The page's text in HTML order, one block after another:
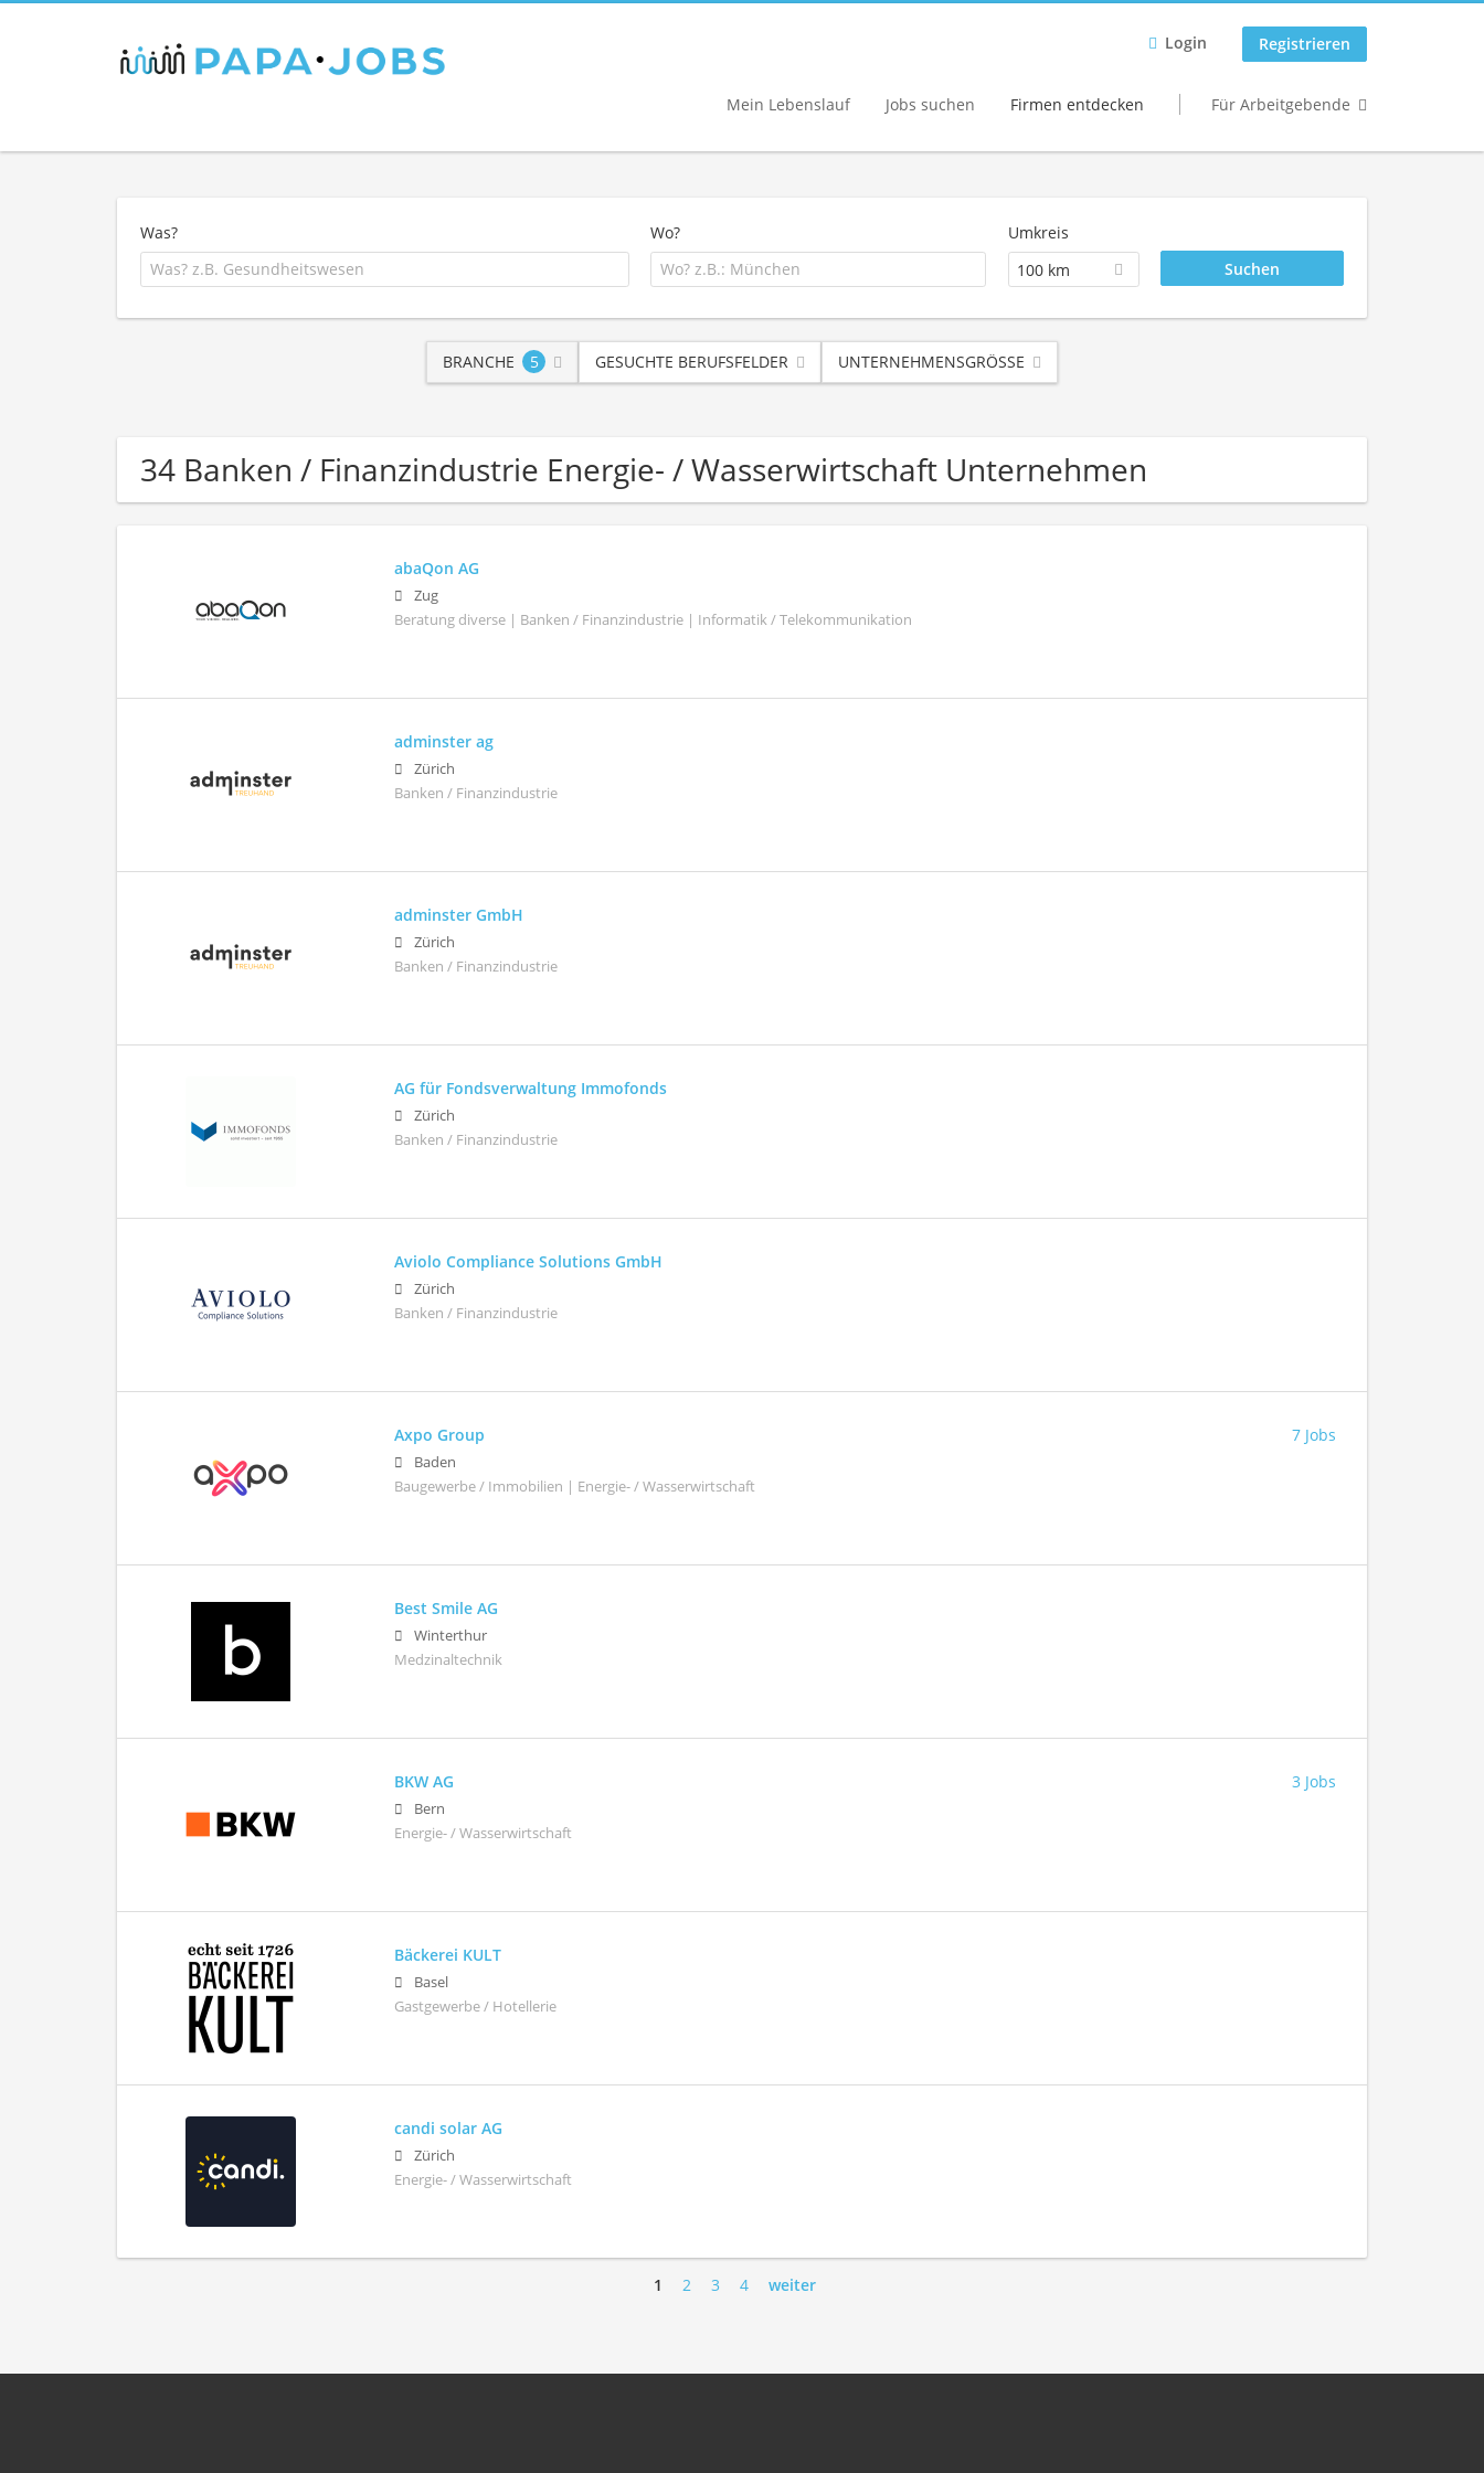
Login Registrieren
Mein Lebenslauf Jobs suchen Firmen entdecken Für Arbeitgebende
Was? Wo?
Umkreis
100 km
BRANCHE 5 GESUCHTE BERUFSFELDER UNTERNEHMENSGRÖSSE
34 Banken / Finanzindustrie Energie- / Wasserwirtschaft Unternehmen
abaQon AG
Zug
Beratung diverse | Banken / Finanzindustrie | Informatik / Telekommunikation
adminster ag
Zürich
Banken / Finanzindustrie
adminster GmbH
Zürich
Banken / Finanzindustrie
AG für Fondsverwaltung Immofonds
Zürich
Banken / Finanzindustrie
Aviolo Compliance Solutions GmbH
Zürich
Banken / Finanzindustrie
Axpo Group
Baden
Baugewerbe / Immobilien | Energie- / Wasserwirtschaft
7 Jobs
Best Smile AG
Winterthur
Medzinaltechnik
BKW AG
Bern
Energie- / Wasserwirtschaft
3 Jobs
Bäckerei KULT
Basel
Gastgewerbe / Hotellerie
candi solar AG
Zürich
Energie- / Wasserwirtschaft
1 2 3 4 weiter